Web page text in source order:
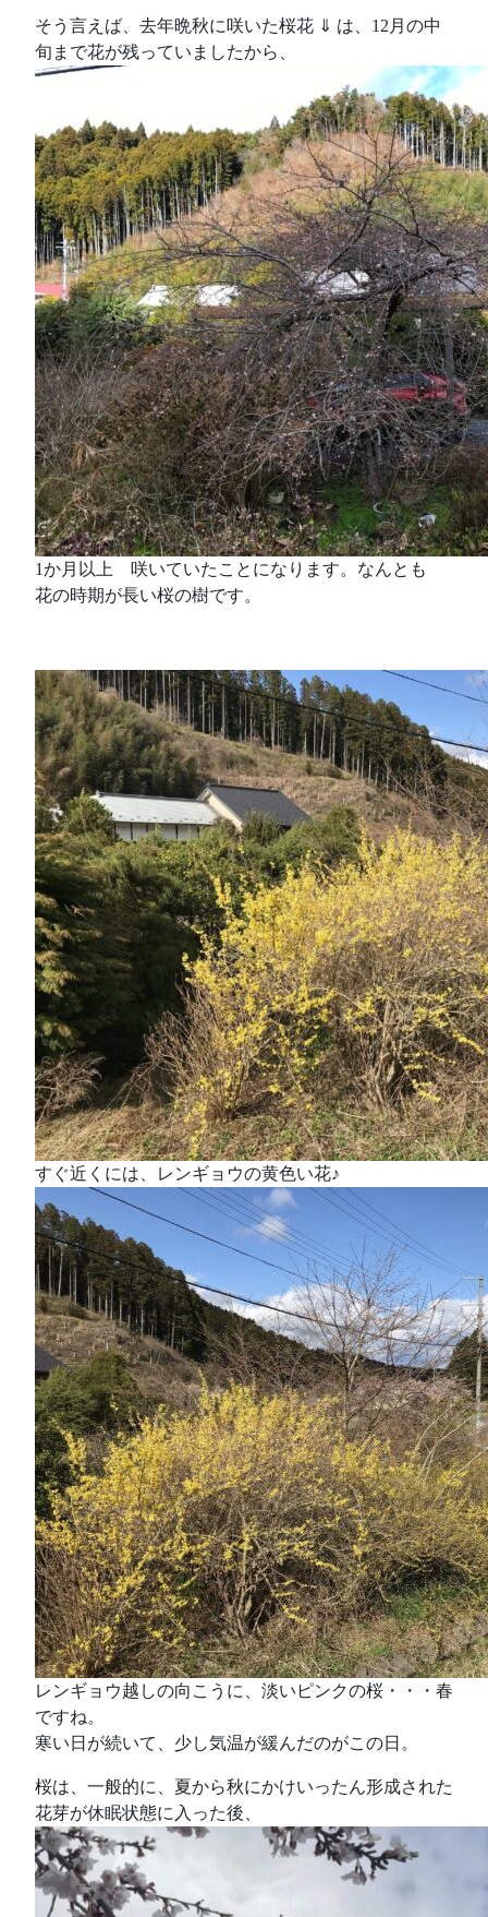
そう言えば、去年晩秋に咲いた桜花 ⇓ は、12月の中
旬まで花が残っていましたから、
1か月以上 咲いていたことになります。なんとも
花の時期が長い桜の樹です。
すぐ近くには、レンギョウの黄色い花♪
レンギョウ越しの向こうに、淡いピンクの桜・・・春
ですね。
寒い日が続いて、少し気温が緩んだのがこの日。
桜は、一般的に、夏から秋にかけいったん形成された
花芽が休眠状態に入った後、